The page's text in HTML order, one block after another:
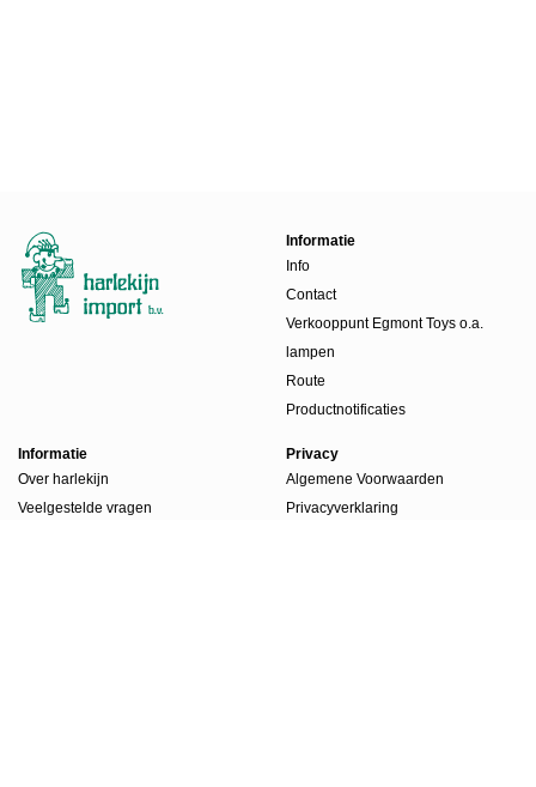
Informatie
Info
Contact
Verkooppunt Egmont Toys o.a.
lampen
Route
Productnotificaties
Informatie
Over harlekijn
Veelgestelde vragen
Privacy
Algemene Voorwaarden
Privacyverklaring